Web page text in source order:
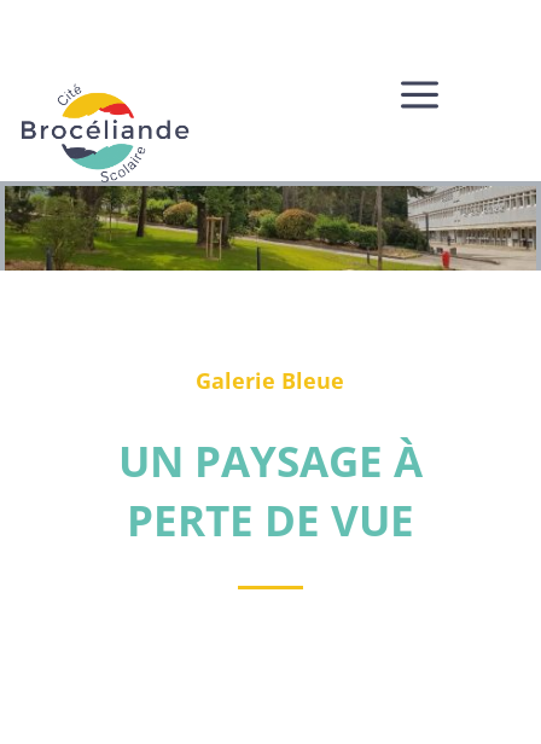
a
Galerie Bleue
UN PAYSAGE À
PERTE DE VUE